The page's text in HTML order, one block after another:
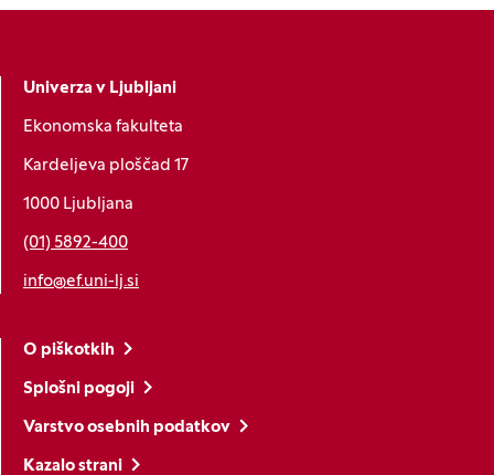
Univerza v Ljubljani
Ekonomska fakulteta
Kardeljeva ploščad 17
1000 Ljubljana
(01) 5892-400
info@ef.uni-lj.si
O piškotkih
Splošni pogoji
Varstvo osebnih podatkov
Kazalo strani